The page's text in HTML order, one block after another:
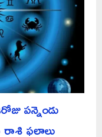
పన్నెండు
రాశి ఫలాలు